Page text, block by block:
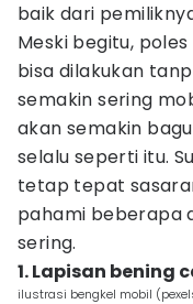
baik dari
Meski begitu,
bisa dilakukan
semakin sering
akan semakin
selalu seperti itu.
tetap tepat
pahami beberapa
sering.
1. Lapisan bening
ilustrasi bengkel mobil